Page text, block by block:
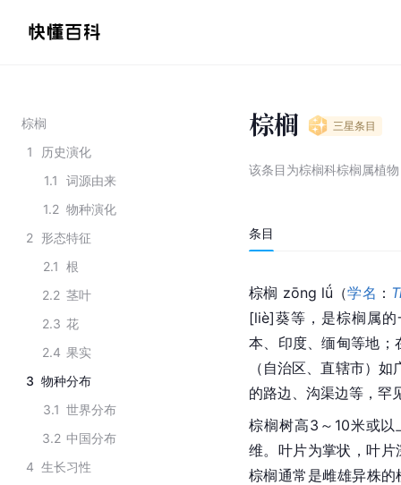
棕榈
1
历史演化
1.1
词源由来
1.2 物种演化
2 形态特征
2.1 根
2.2 茎叶
2.3 花
2.4 果实
3 物种分布
3.1 世界分布
3.2 中国分布
4 生长习性
棕榈 三星条目
该条目为棕榈科棕榈属植物
条目
棕榈 zōng lǘ（学名 ：
[liè]葵等，是棕榈属
本、印度、缅甸等地；
（自治区、直辖市）
的路边、沟渠边等，罕
棕榈树高3～10米或
维。叶片为掌状，叶
棕榈通常是雌雄异株